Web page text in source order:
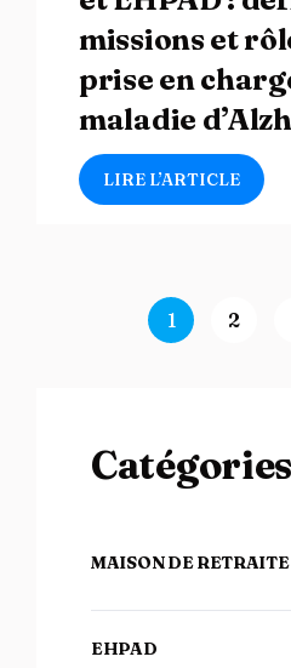
missions et
prise en
maladie
LIRE L’ARTICLE
Navigation
Page
1 Page
2
Catégories
MAISON DE RETRAITE
EHPAD